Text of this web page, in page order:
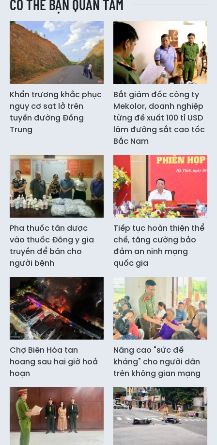
CÓ THỂ BẠN QUAN TÂM
Khẩn trương khắc phục
nguy cơ sạt lở trên
tuyến đường Đồng
Trung
Bắt giám đốc công ty
Mekolor, doanh nghiệp
từng đề xuất 100 tỉ USD
làm đường sắt cao tốc
Bắc Nam
Pha thuốc tân dược
vào thuốc Đông y gia
truyền để bán cho
người bệnh
Tiếp tục hoàn thiện thể
chế, tăng cường bảo
đảm an ninh mạng
quốc gia
Chợ Biên Hòa tan
hoang sau hai giờ hoả
hoạn
Nâng cao "sức đề
kháng" cho người dân
trên không gian mạng